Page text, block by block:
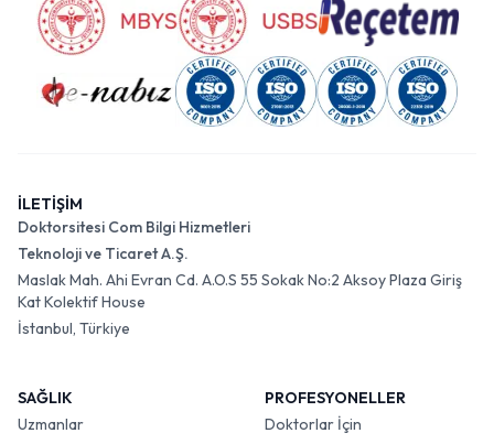
İLETİŞİM
Doktorsitesi Com Bilgi Hizmetleri
Teknoloji ve Ticaret A.Ş.
Maslak Mah. Ahi Evran Cd. A.O.S 55 Sokak No:2 Aksoy Plaza Giriş
Kat Kolektif House
İstanbul, Türkiye
SAĞLIK
Uzmanlar
PROFESYONELLER
Doktorlar İçin